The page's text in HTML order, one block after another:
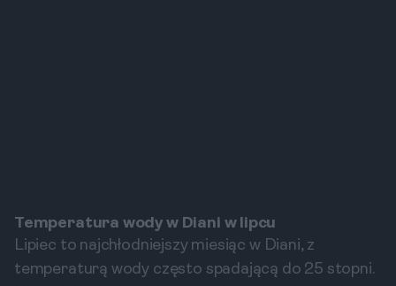
Temperatura wody w Diani w lipcu
Lipiec to najchłodniejszy miesiąc w Diani, z
temperaturą wody często spadającą do 25 stopni.